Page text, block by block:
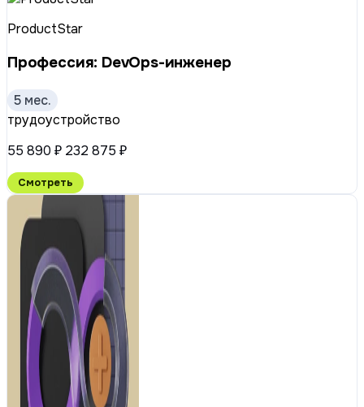
ProductStar
Профессия: DevOps-инженер
5 мес.
трудоустройство
55 890 ₽ 232 875 ₽
Смотреть